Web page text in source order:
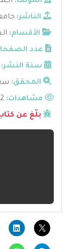
الناشر:
الأقسام:
عدد
سنة النشر:
المحقق:
مشاهدات:
بلّغ عن